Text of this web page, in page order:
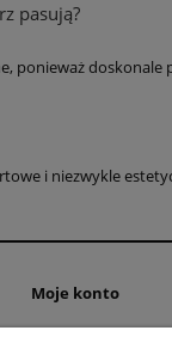
pasują?
ponieważ doskonale
i niezwykle
Moje konto